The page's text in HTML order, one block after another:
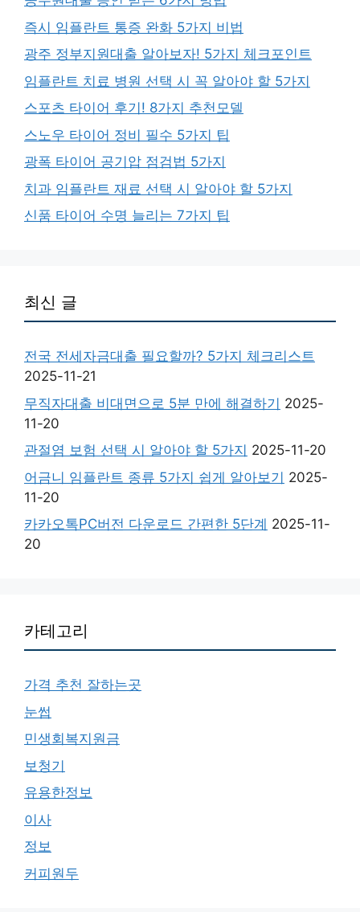
즉시 임플란트 통증 완화 5가지 비법
광주 정부지원대출 알아보자! 5가지 체크포인트
임플란트 치료 병원 선택 시 꼭 알아야 할 5가지
스포츠 타이어 후기! 8가지 추천모델
스노우 타이어 정비 필수 5가지 팁
광폭 타이어 공기압 점검법 5가지
치과 임플란트 재료 선택 시 알아야 할 5가지
신품 타이어 수명 늘리는 7가지 팁
최신 글
전국 전세자금대출 필요할까? 5가지 체크리스트
2025-11-21
무직자대출 비대면으로 5분 만에 해결하기 2025-
11-20
관절염 보험 선택 시 알아야 할 5가지 2025-11-20
어금니 임플란트 종류 5가지 쉽게 알아보기 2025-
11-20
카카오톡PC버전 다운로드 간편한 5단계 2025-11-
20
카테고리
가격 추천 잘하는곳
눈썹
민생회복지원금
보청기
유용한정보
이사
정보
커피원두